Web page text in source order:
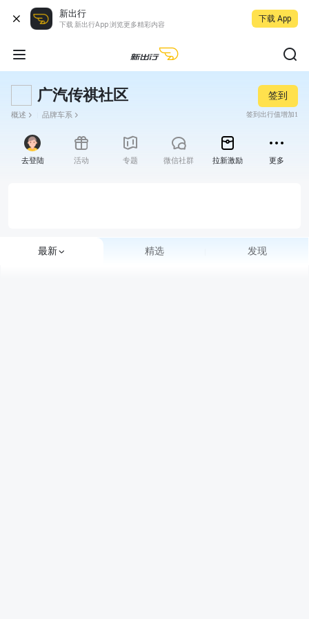
新出行
下载 新出行App 浏览更多精彩内容
下载 App
广汽传祺社区
概述 品牌车系
签到
签到出行值增加1
去登陆 活动 专题 微信社群 拉新激励 更多
最新 精选 发现